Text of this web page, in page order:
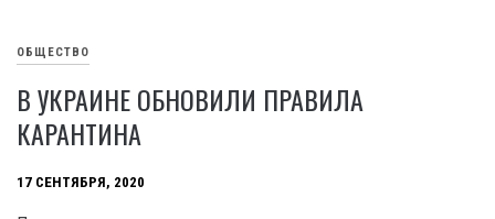
ОБЩЕСТВО
В УКРАИНЕ ОБНОВИЛИ ПРАВИЛА
КАРАНТИНА
17 СЕНТЯБРЯ, 2020